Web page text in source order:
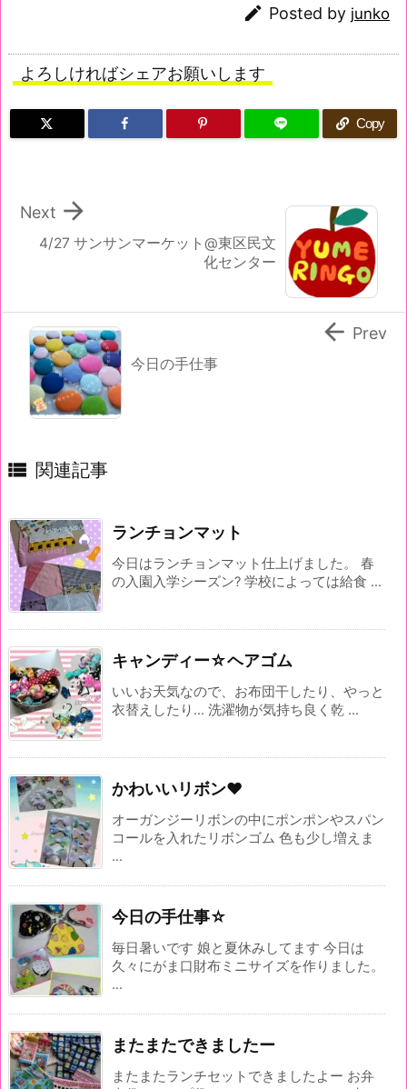
 Posted by junko
よろしければシェアお願いします
Copy
4/27 サンサンマーケット@東区民文
化センター

Next
今日の手仕事
 Prev
 関連記事
ランチョンマット
今日はランチョンマット仕上げました。 春
の入園入学シーズン? 学校によっては給食 ...
キャンディー☆ヘアゴム
いいお天気なので、お布団干したり、やっと
衣替えしたり... 洗濯物が気持ち良く乾 ...
かわいいリボン♥
オーガンジーリボンの中にポンポンやスパン
コールを入れたリボンゴム 色も少し増えま
...
今日の手仕事☆
毎日暑いです 娘と夏休みしてます 今日は
久々にがま口財布ミニサイズを作りました。
...
またまたできましたー
またまたランチセットできましたよー お弁